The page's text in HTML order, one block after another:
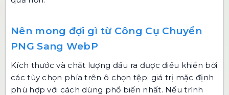
Nên mong đợi gì từ Công Cụ Chuyển
PNG Sang WebP
Kích thước và chất lượng đầu ra được điều khiển bởi
các tùy chọn phía trên ô chọn tệp; giá trị mặc định
phù hợp với cách dùng phổ biến nhất. Nếu trình